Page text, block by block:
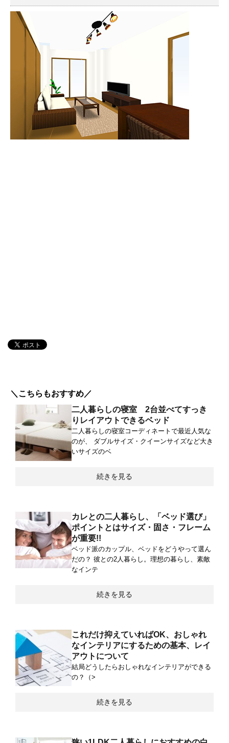
＼こちらもおすすめ／
二人暮らしの寝室 2台並べてすっき
りレイアウトできるベッド
二人暮らしの寝室コーディネートで最近人気な
のが、 ダブルサイズ・クイーンサイズなど大き
いサイズのベ
続きを見る
カレとの二人暮らし、「ベッド選び」
ポイントとはサイズ・固さ・フレーム
が重要!!
ベッド派のカップル、ベッドをどうやって選ん
だの？ 彼との2人暮らし。理想の暮らし、素敵
なインテ
続きを見る
これだけ抑えていればOK、おしゃれ
なインテリアにするための基本、レイ
アウトについて
結局どうしたらおしゃれなインテリアができる
の？（>
続きを見る